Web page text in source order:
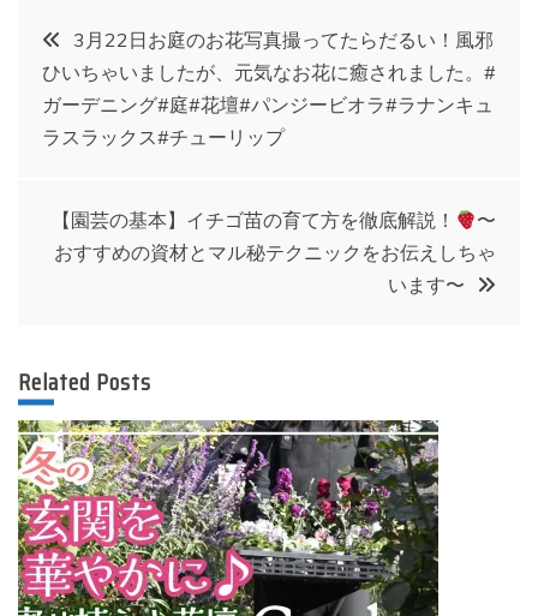
投
稿
ナ
ー
シ
ョ
ン
3月22日お庭のお花写真撮ってたらだるい！風邪
ひいちゃいましたが、元気なお花に癒されました。#
ガーデニング#庭#花壇#パンジービオラ#ラナンキュ
ラスラックス#チューリップ
【園芸の基本】イチゴ苗の育て方を徹底解説！
〜
おすすめの資材とマル秘テクニックをお伝えしちゃ
います〜
Related Posts